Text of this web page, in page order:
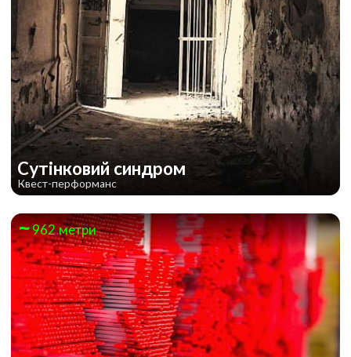
Сутінковий синдром
Квест-перформанс
962 метри